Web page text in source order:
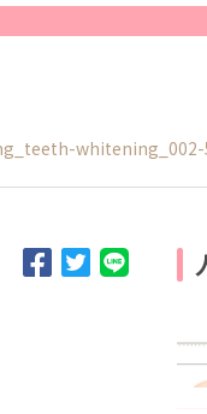
whitening_002-